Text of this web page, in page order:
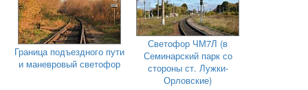
Граница подъездного пути
и маневровый светофор
Светофор ЧМ7Л (в
Семинарский парк со
стороны ст. Лужки-
Орловские)